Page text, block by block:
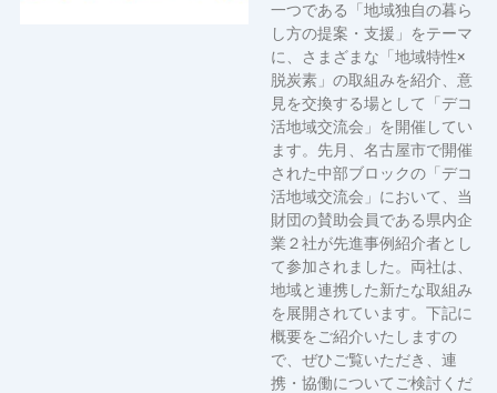
一つである「地域独自の暮ら
し方の提案・支援」をテーマ
に、さまざまな「地域特性×
脱炭素」の取組みを紹介、意
見を交換する場として「デコ
活地域交流会」を開催してい
ます。先月、名古屋市で開催
された中部ブロックの「デコ
活地域交流会」において、当
財団の賛助会員である県内企
業２社が先進事例紹介者とし
て参加されました。両社は、
地域と連携した新たな取組み
を展開されています。下記に
概要をご紹介いたしますの
で、ぜひご覧いただき、連
携・協働についてご検討くだ